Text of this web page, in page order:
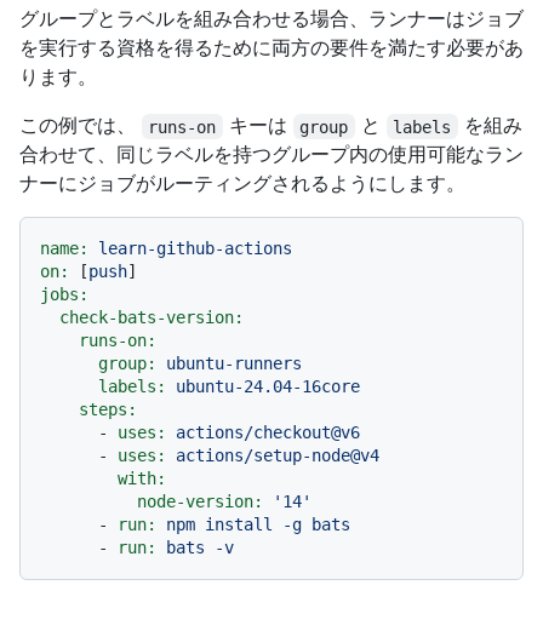
グループとラベルを組み合わせる場合、ランナーはジョブ
を実行する資格を得るために両方の要件を満たす必要があ
ります。
この例では、
runs-on キーは group と labels
を組み
合わせて、同じラベルを持つグループ内の使用可能なラン
ナーにジョブがルーティングされるようにします。
name:
learn-github-actions
on:
[push
jobs:
check-bats-version:
runs-on:
group:
ubuntu-runners
labels:
ubuntu-24.04-16core
steps:
-
uses:
actions/checkout@v6
-
uses:
actions/setup-node@v4
with:
node-version:
'14'
-
run: npm install -g
bats
-
run: bats -v